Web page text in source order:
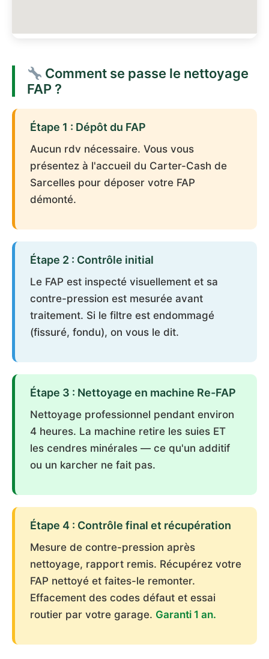
Comment se passe le nettoyage
FAP ?
Étape 1 : Dépôt du FAP
Aucun rdv nécessaire. Vous vous
présentez à l'accueil du Carter-Cash de
Sarcelles pour déposer votre FAP
démonté.
Étape 2 : Contrôle initial
Le FAP est inspecté visuellement et sa
contre-pression est mesurée avant
traitement. Si le filtre est endommagé
(fissuré, fondu), on vous le dit.
Étape 3 : Nettoyage en machine Re-FAP
Nettoyage professionnel pendant environ
4 heures. La machine retire les suies ET
les cendres minérales — ce qu'un additif
ou un karcher ne fait pas.
Étape 4 : Contrôle final et récupération
Mesure de contre-pression après
nettoyage, rapport remis. Récupérez votre
FAP nettoyé et faites-le remonter.
Effacement des codes défaut et essai
routier par votre garage. Garanti 1 an.